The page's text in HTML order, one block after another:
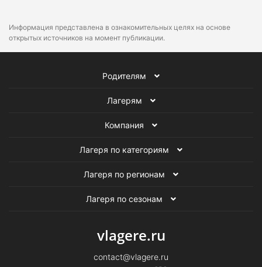
Информация представлена в ознакомительных целях на основе
открытых источников на момент публикации.
Родителям
Лагерям
Компания
Лагеря по категориям
Лагеря по регионам
Лагеря по сезонам
vlagere.ru
contact@vlagere.ru